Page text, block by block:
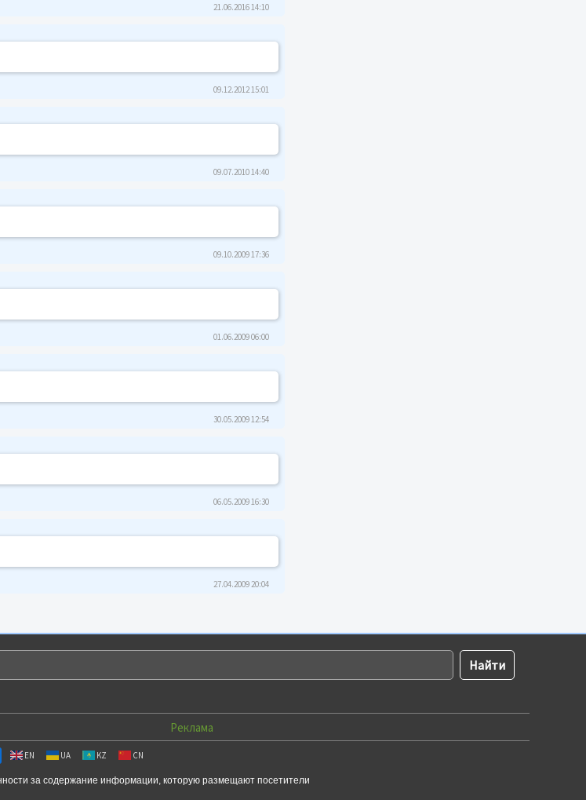
21.06.2016 14:10
09.12.2012 15:01
09.07.2010 14:40
09.10.2009 17:36
01.06.2009 06:00
30.05.2009 12:54
06.05.2009 16:30
27.04.2009 20:04
Реклама
EN UA KZ CN
за содержание информации, которую размещают посетители